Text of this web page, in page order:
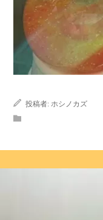
投稿者: ホシノカズ